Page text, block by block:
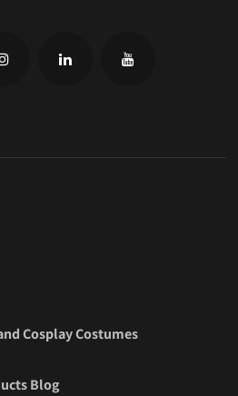
Cosplay Costumes
Blog